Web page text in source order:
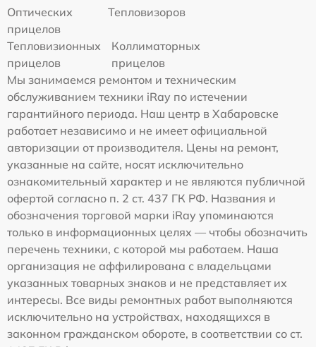
Оптических
прицелов
Тепловизоров
Тепловизионных
прицелов
Коллиматорных
прицелов
Мы занимаемся ремонтом и техническим
обслуживанием техники iRay по истечении
гарантийного периода. Наш центр в Хабаровске
работает независимо и не имеет официальной
авторизации от производителя. Цены на ремонт,
указанные на сайте, носят исключительно
ознакомительный характер и не являются публичной
офертой согласно п. 2 ст. 437 ГК РФ. Названия и
обозначения торговой марки iRay упоминаются
только в информационных целях — чтобы обозначить
перечень техники, с которой мы работаем. Наша
организация не аффилирована с владельцами
указанных товарных знаков и не представляет их
интересы. Все виды ремонтных работ выполняются
исключительно на устройствах, находящихся в
законном гражданском обороте, в соответствии со ст.